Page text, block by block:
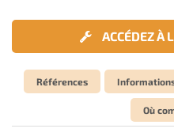
ACCÉDEZ À
Références
Où